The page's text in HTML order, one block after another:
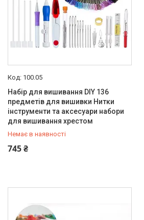
100.05
Набір для вишивання DIY 136
предметів для вишивки Нитки
інструменти та аксесуари набори
для вишивання хрестом
Немає в наявності
745 ₴
+380 (67) 647-30-00